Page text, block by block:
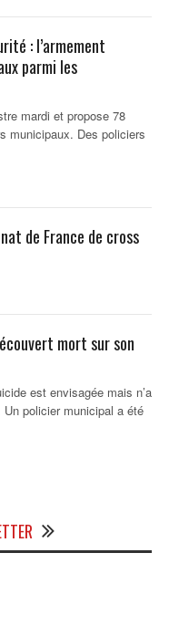
: l’armement
parmi les
mardi et propose 78
municipaux. Des policiers
de France de cross
mort sur son
est envisagée mais n’a
Un policier municipal a été